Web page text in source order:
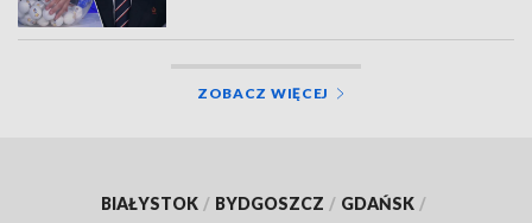
ZOBACZ WIĘCEJ
BIAŁYSTOK / BYDGOSZCZ / GDAŃSK /